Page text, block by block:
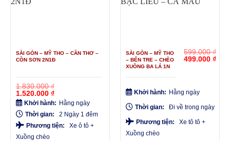
SÀI GÒN – MỸ THO – CẦN THƠ –
CỒN SƠN 2N1Đ
1.830.000₫
Giá
gốc
là:
1.830.000 ₫.
1.520.000 ₫Giá
hiện
tại
là:
1.520.000 ₫.
Khởi hành: Hằng ngày
Thời gian:
2 Ngày 1 đêm
Phương tiện:
Xe ô tô +
Xuồng chèo
SÀI GÒN – MỸ THO
– BẾN TRE – CHÈO
XUỒNG BA LÁ 1N
599.000₫
Giá
499.000₫Giá
Khởi hành: Hằng ngày
Thời gian: Đi về trong ngày
Phương tiện:
Xe tô tô +
Xuồng chèo